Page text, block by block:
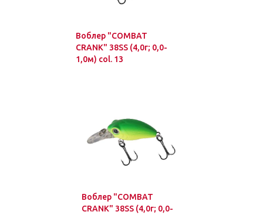
Воблер "COMBAT
CRANK" 38SS (4,0г; 0,0-
1,0м) col. 13
Воблер "COMBAT
CRANK" 38SS (4,0г; 0,0-